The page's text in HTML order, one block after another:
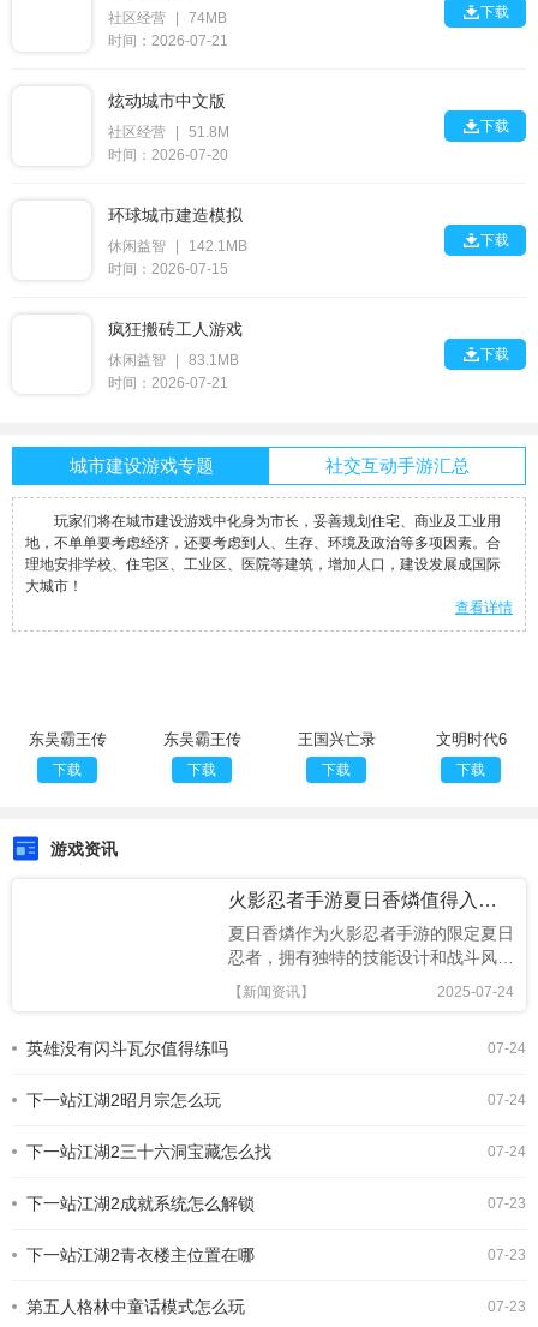
社区经营 |
74MB
时间：2026-07-21
下载
炫动城市中文版
社区经营 |
51.8M
时间：2026-07-20
下载
环球城市建造模拟
休闲益智 |
142.1MB
时间：2026-07-15
下载
疯狂搬砖工人游戏
休闲益智 |
83.1MB
时间：2026-07-21
下载
城市建设游戏专题 社交互动手游汇总
玩家们将在城市建设游戏中化身为市长，妥善规划住宅、商业及工业用
地，不单单要考虑经济，还要考虑到人、生存、环境及政治等多项因素。合
理地安排学校、住宅区、工业区、医院等建筑，增加人口，建设发展成国际
大城市！
查看详情
东吴霸王传
移动版
下载
东吴霸王传
完整版
下载
王国兴亡录
中文版
下载
文明时代6
下载
游戏资讯
火影忍者手游夏日香燐值得入手吗
夏日香燐作为火影忍者手游的限定夏日
忍者，拥有独特的技能设计和战斗风
格，本文将从技能解析、连招技巧及竞
技场表现全面评估，助你判断是否值得
基础攻击方面，夏日香燐的普攻为五段
主，具备良好的起手能力，第三段下劈
段持续输出中，锁链从地面穿出进行终
中效果。需要注意的是，最后一段
2025-07-24
【新闻资讯】
07-24
英雄没有闪斗瓦尔值得练吗
07-24
下一站江湖2昭月宗怎么玩
07-24
下一站江湖2三十六洞宝藏怎么找
07-23
下一站江湖2成就系统怎么解锁
07-23
下一站江湖2青衣楼主位置在哪
07-23
第五人格林中童话模式怎么玩